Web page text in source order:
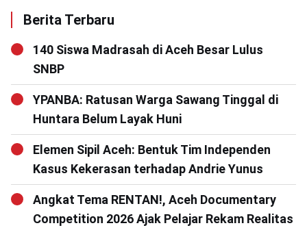
Berita Terbaru
140 Siswa Madrasah di Aceh Besar Lulus
SNBP
YPANBA: Ratusan Warga Sawang Tinggal di
Huntara Belum Layak Huni
Elemen Sipil Aceh: Bentuk Tim Independen
Kasus Kekerasan terhadap Andrie Yunus
Angkat Tema RENTAN!, Aceh Documentary
Competition 2026 Ajak Pelajar Rekam Realitas